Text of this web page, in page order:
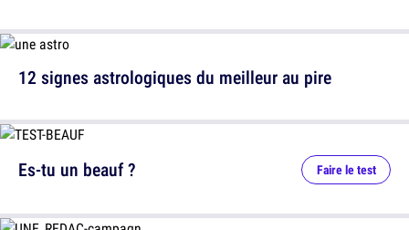
12 signes astrologiques du meilleur au pire
Es-tu un beauf ? Faire le test